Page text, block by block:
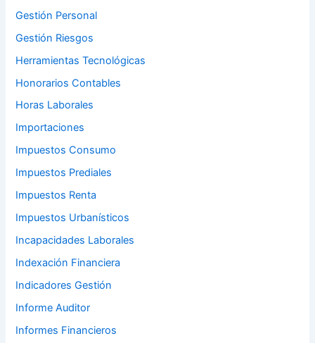
Gestión Personal
Gestión Riesgos
Herramientas Tecnológicas
Honorarios Contables
Horas Laborales
Importaciones
Impuestos Consumo
Impuestos Prediales
Impuestos Renta
Impuestos Urbanísticos
Incapacidades Laborales
Indexación Financiera
Indicadores Gestión
Informe Auditor
Informes Financieros